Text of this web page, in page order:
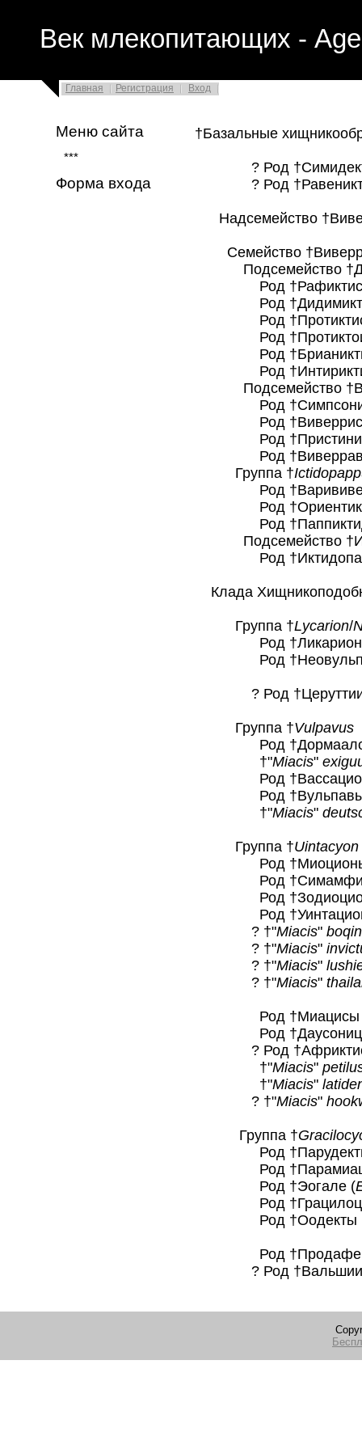
Век млекопитающих -
Главная Регистрация Вход
Меню сайта
***
Форма входа
†Базальные
? Род
? Род
Надсемейство
Семейство
Подсемейство
Род
Род
Род
Род
Род
Род
Подсемейство
Род
Род
Род
Род
Группа †
Род
Род
Род
Подсемейство
Род
Клада
Группа †Lycarion/
Род
Род
? Род
Группа †Vulpavus
Род
†"Miacis"
Род
Род
†"Miacis"
Группа †Uintacyon
Род
Род
Род
Род
? †"Miacis"
? †"Miacis"
? †"Miacis"
? †"Miacis"
Род †Миацисы
Род
? Род
†"Miacis"
†"Miacis"
? †"Miacis"
Группа †
Род
Род
Род †Эогале (
Род
Род †Оодекты
Род
? Род †Вальшии